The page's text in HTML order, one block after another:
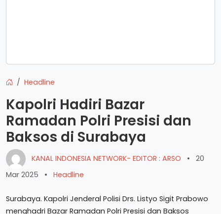
Headline
Kapolri Hadiri Bazar
Ramadan Polri Presisi dan
Baksos di Surabaya
KANAL INDONESIA NETWORK- EDITOR : ARSO •
20
Mar 2025
• Headline
Surabaya. Kapolri Jenderal Polisi Drs. Listyo Sigit Prabowo
menghadri Bazar Ramadan Polri Presisi dan Baksos